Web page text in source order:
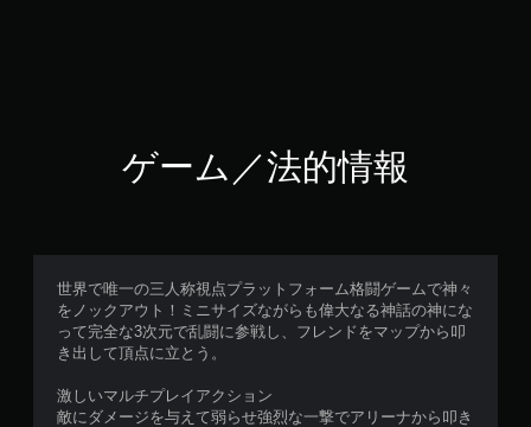
ゲーム／法的情報
世界で唯一の三人称視点プラットフォーム格闘ゲームで神々
をノックアウト！ミニサイズながらも偉大なる神話の神にな
って完全な3次元で乱闘に参戦し、フレンドをマップから叩
き出して頂点に立とう。
激しいマルチプレイアクション
敵にダメージを与えて弱らせ強烈な一撃でアリーナから叩き